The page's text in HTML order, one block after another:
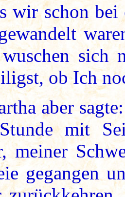
wir schon bei
sich
ob Ich
aber
mit
meiner
gegangen